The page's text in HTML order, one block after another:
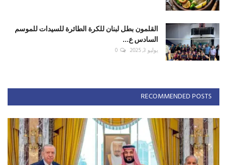
القلمون بطل لبنان للكرة الطائرة للسيدات للموسم
السادس ع...
يوليو 3, 2025 0
RECOMMENDED POSTS